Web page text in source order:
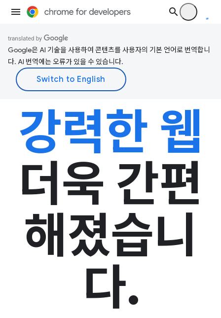
Google은 AI 기술을 사용하여 콘텐츠를 사용자의 기본 언어로 번역합니
다. AI 번역에는 오류가 있을 수 있습니다.
강력한 웹
더욱 간편
해졌습니
다.